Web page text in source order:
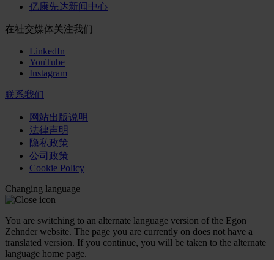
亿康先达新闻中心
在社交媒体关注我们
LinkedIn
YouTube
Instagram
联系我们
网站出版说明
法律声明
隐私政策
公司政策
Cookie Policy
Changing language
You are switching to an alternate language version of the Egon
Zehnder website. The page you are currently on does not have a
translated version. If you continue, you will be taken to the alternate
language home page.